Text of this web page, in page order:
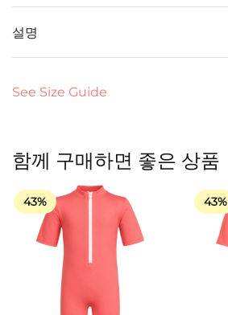
설명
See Size Guide
함께 구매하면 좋은 상품
43% 43%